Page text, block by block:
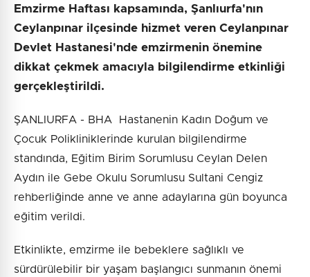
Emzirme Haftası kapsamında, Şanlıurfa'nın
Ceylanpınar ilçesinde hizmet veren Ceylanpınar
Devlet Hastanesi'nde emzirmenin önemine
dikkat çekmek amacıyla bilgilendirme etkinliği
gerçekleştirildi.
ŞANLIURFA - BHA Hastanenin Kadın Doğum ve
Çocuk Polikliniklerinde kurulan bilgilendirme
standında, Eğitim Birim Sorumlusu Ceylan Delen
Aydın ile Gebe Okulu Sorumlusu Sultani Cengiz
rehberliğinde anne ve anne adaylarına gün boyunca
eğitim verildi.
Etkinlikte, emzirme ile bebeklere sağlıklı ve
sürdürülebilir bir yaşam başlangıcı sunmanın önemi